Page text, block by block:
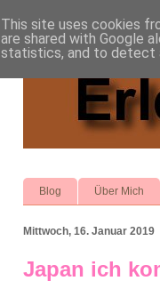
Blog Über Mich
Mittwoch, 16. Januar 2019
Japan ich
This site uses cookies
are shared with Google
statistics, and to detect